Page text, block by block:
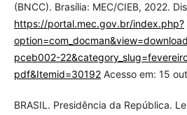
(BNCC). Brasília: MEC/CIEB, 2022.
https://portal.mec.gov.br/index.php?
pceb002-
pdf&Itemid=30192Acesso em: 15
BRASIL. Presidência da República.